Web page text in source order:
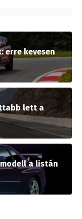
erre kevesen
lett a
a listán